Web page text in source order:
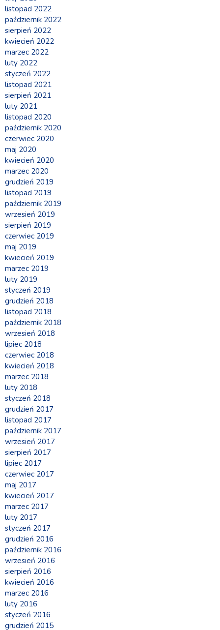
listopad 2022
październik 2022
sierpień 2022
kwiecień 2022
marzec 2022
luty 2022
styczeń 2022
listopad 2021
sierpień 2021
luty 2021
listopad 2020
październik 2020
czerwiec 2020
maj 2020
kwiecień 2020
marzec 2020
grudzień 2019
listopad 2019
październik 2019
wrzesień 2019
sierpień 2019
czerwiec 2019
maj 2019
kwiecień 2019
marzec 2019
luty 2019
styczeń 2019
grudzień 2018
listopad 2018
październik 2018
wrzesień 2018
lipiec 2018
czerwiec 2018
kwiecień 2018
marzec 2018
luty 2018
styczeń 2018
grudzień 2017
listopad 2017
październik 2017
wrzesień 2017
sierpień 2017
lipiec 2017
czerwiec 2017
maj 2017
kwiecień 2017
marzec 2017
luty 2017
styczeń 2017
grudzień 2016
październik 2016
wrzesień 2016
sierpień 2016
kwiecień 2016
marzec 2016
luty 2016
styczeń 2016
grudzień 2015